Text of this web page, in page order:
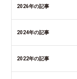
2026年の記事
2024年の記事
2022年の記事